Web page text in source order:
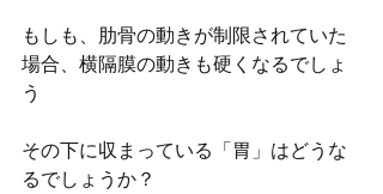
もしも、肋骨の動きが制限されていた
場合、横隔膜の動きも硬くなるでしょ
う
その下に収まっている「胃」はどうな
るでしょうか？